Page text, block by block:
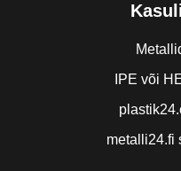
IPE või
metalli24.fi